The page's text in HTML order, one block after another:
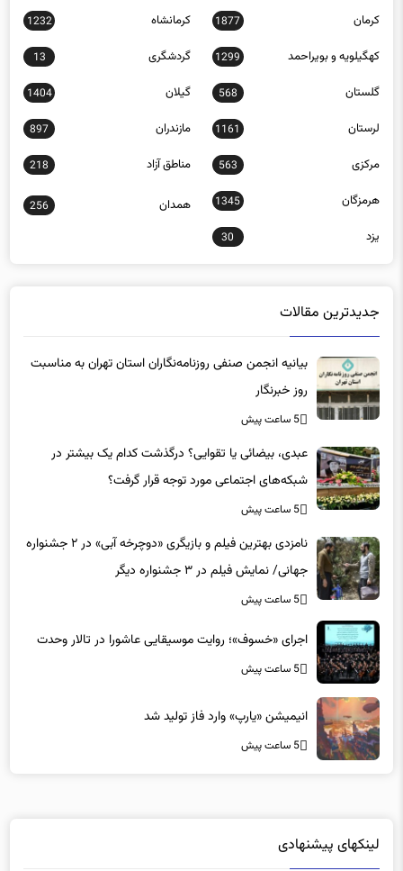
کرمان 1877 کرمانشاه 1232
کهگیلویه و بویراحمد 1299 گردشگری 13
گلستان 568 گیلان 1404
لرستان 1161 مازندران 897
مرکزی 563 مناطق آزاد 218
هرمزگان 1345 همدان 256
یزد 30
جدیدترین مقالات
بیانیه انجمن صنفی روزنامه‌نگاران استان تهران به مناسبت
روز خبرنگار
5 ساعت پیش
عبدی، بیضائی یا تقوایی؟ درگذشت کدام یک بیشتر در
شبکه‌های اجتماعی مورد توجه قرار گرفت؟
5 ساعت پیش
نامزدی بهترین فیلم و بازیگری «دوچرخه آبی» در ۲ جشنواره
جهانی/ نمایش فیلم در ۳ جشنواره دیگر
5 ساعت پیش
اجرای «خسوف»؛ روایت موسیقایی عاشورا در تالار وحدت
5 ساعت پیش
انیمیشن «یارپ» وارد فاز تولید شد
5 ساعت پیش
لینکهای پیشنهادی